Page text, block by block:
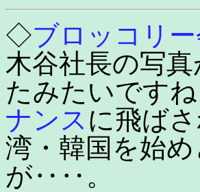
◇ブロッコリ
木谷社長の写
たみたいです
ナンス に飛ば
湾・韓国を始
が‥‥。